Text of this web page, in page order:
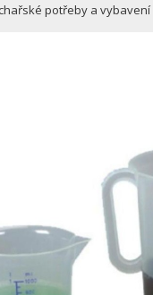
potřeby a vybavení